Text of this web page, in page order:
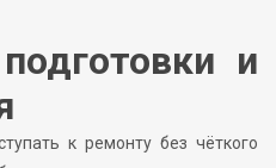
и
к ремонту без чёткого